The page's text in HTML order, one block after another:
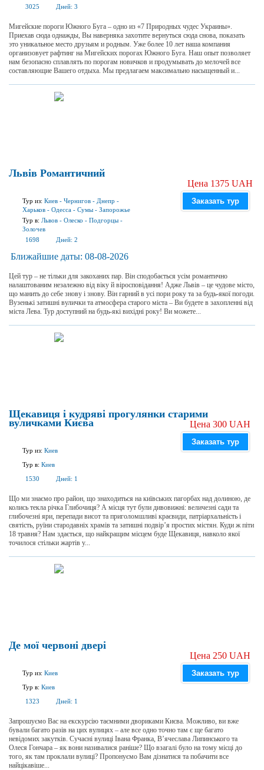
3025 Дней: 3
Мигейские пороги Южного Буга – одно из «7 Природных чудес Украины».
Приехав сюда однажды, Вы наверняка захотите вернуться сюда снова, показать
это уникальное место друзьям и родным. Уже более 10 лет наша компания
организовует рафтинг на Мигейских порогах Южного Буга. Наш опыт позволяет
нам безопасно сплавлять по порогам новичков и продумывать до мелочей все
составляющие Вашего отдыха. Мы предлагаем максимально насыщенный и...
Львів Романтичний
Тур из: Киев - Чернигов - Днепр -
Харьков - Одесса - Сумы - Запорожье
Тур в: Львов - Олеско - Подгорцы -
Золочев
1698
Дней: 2
Цена 1375 UAH
Заказать тур
Ближайшие даты: 08-08-2026
Цей тур – не тільки для закоханих пар. Він сподобається усім романтично
налаштованим незалежно від віку й віросповідання! Адже Львів – це чудове місто,
що манить до себе знову і знову. Він гарний в усі пори року та за будь-якої погоди.
Вузенькі затишні вулички та атмосфера старого міста – Ви будете в захопленні від
міста Лева. Тур доступний на будь-які вихідні року! Ви можете...
Щекавиця і кудряві прогулянки старими
вуличками Києва
Тур из: Киев
Тур в: Киев
1530
Дней: 1
Цена 300 UAH
Заказать тур
Що ми знаємо про район, що знаходиться на київських пагорбах над долиною, де
колись текла річка Глибочиця? А місця тут були дивовижні: величезні сади та
глибочезні яри, перепади висот та приголомшливі краєвиди, патріархальність і
святість, руїни стародавніх храмів та затишні подвір’я простих містян. Куди ж піти
18 травня? Нам здається, що найкращим місцем буде Щекавиця, навколо якої
точилося стільки жартів у...
Де мої червоні двері
Тур из: Киев
Тур в: Киев
1323
Дней: 1
Цена 250 UAH
Заказать тур
Запрошуємо Вас на екскурсію таємними двориками Києва. Можливо, ви вже
бували багато разів на цих вулицях – але все одно точно там є ще багато
невідомих закутків. Сучасні вулиці Івана Франка, В’ячеслава Липинського та
Олеся Гончара – як вони називалися раніше? Що взагалі було на тому місці до
того, як там проклали вулиці? Пропонуємо Вам дізнатися та побачити все
найцікавіше...